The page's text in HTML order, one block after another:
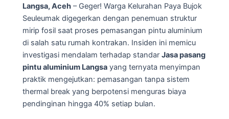
Langsa, Aceh – Geger! Warga Kelurahan Paya Bujok
Seuleumak digegerkan dengan penemuan struktur
mirip fosil saat proses pemasangan pintu aluminium
di salah satu rumah kontrakan. Insiden ini memicu
investigasi mendalam terhadap standar Jasa pasang
pintu aluminium Langsa yang ternyata menyimpan
praktik mengejutkan: pemasangan tanpa sistem
thermal break yang berpotensi menguras biaya
pendinginan hingga 40% setiap bulan.